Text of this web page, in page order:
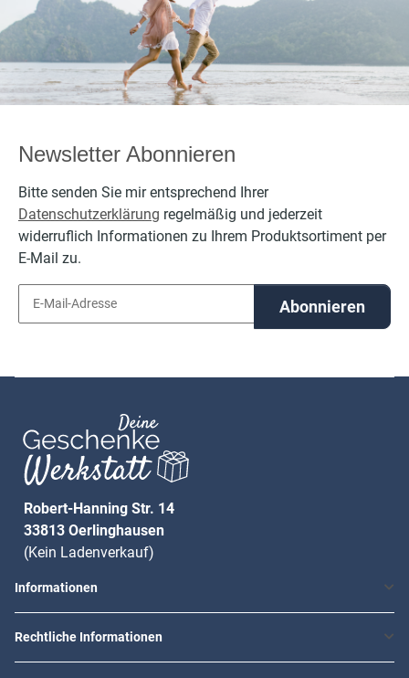
Newsletter Abonnieren
Bitte senden Sie mir entsprechend Ihrer
Datenschutzerklärung regelmäßig und jederzeit
widerruflich Informationen zu Ihrem Produktsortiment per
E-Mail zu.
Abonnieren
Robert-Hanning Str. 14
33813 Oerlinghausen
(Kein Ladenverkauf)
Informationen
Rechtliche Informationen